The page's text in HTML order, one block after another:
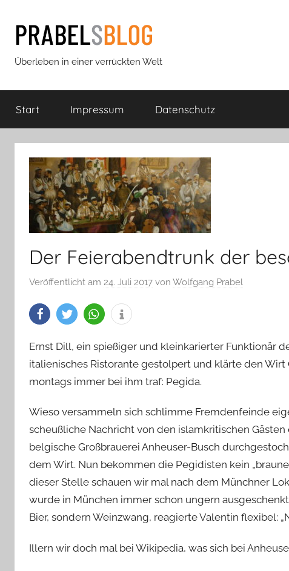
Inhalt
springen
Prabels
Blog
Überleben in einer verrückten Welt
Start Impressum Datenschutz
Der Feierabendtrunk der
Veröffentlicht am 24. Juli 2017 von Wolfgang Prabel
Ernst Dill, ein spießiger und kleinkarierter Funktionär
italienisches Ristorante gestolpert und klärte den Wirt
montags immer bei ihm traf: Pegida.
Wieso versammeln sich schlimme Fremdenfeinde
scheußliche Nachricht von den islamkritischen
belgische Großbrauerei Anheuser-Busch
dem Wirt. Nun bekommen die Pegidisten kein
dieser Stelle schauen wir mal nach dem Münchner
wurde in München immer schon ungern
Bier, sondern Weinzwang, reagierte Valentin flexibel:
Illern wir doch mal bei Wikipedia, was sich bei